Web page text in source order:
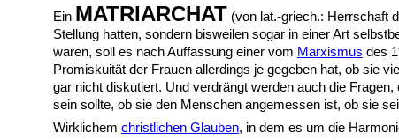
Ein MATRIARCHAT (von lat.-griech.: Herrschaft
Stellung hatten, sondern bisweilen sogar in einer Art
waren, soll es nach Auffassung einer vom Marxismus des
Promiskuität der Frauen allerdings je gegeben hat, ob sie
gar nicht diskutiert. Und verdrängt werden auch die
sein sollte, ob sie den Menschen angemessen ist, ob sie
Wirklichem christlichen Glauben, in dem es um die